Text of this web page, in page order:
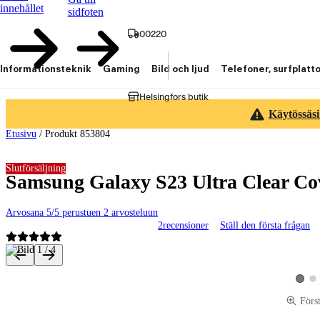
innehållet
sidfoten
00220
Helsingfors butik
Informationsteknik Gaming Bild och ljud Telefoner,
Etusivu / Produkt 853804
Samsung Galaxy S23 Ultra Clear
Arvosana 5/5 perustuen 2 arvosteluun
2recensioner Ställ den första frågan
Slutförsäljning
Produktbilder och videor
Visa